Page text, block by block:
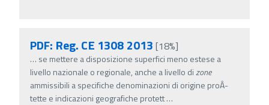
PDF: Reg. CE 1308 2013 [18%]
… se mettere a disposizione superfici meno estese a
livello nazionale o regionale, anche a livello dizone
ammissibili a specifiche denominazioni di origine proÂ­
tette e indicazioni geografiche protett…